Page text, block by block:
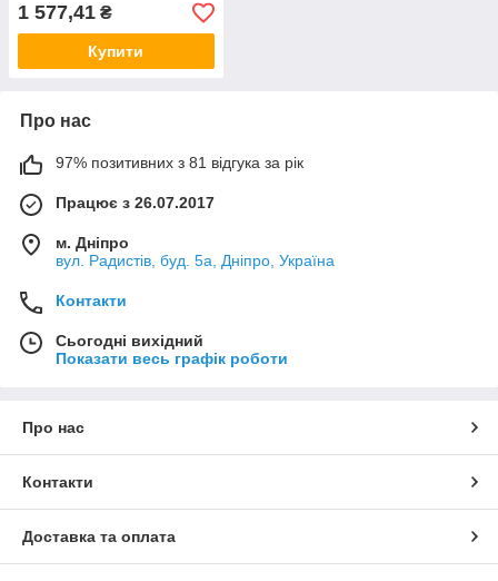
1 577,41 ₴
Купити
Про нас
97% позитивних з 81 відгука за рік
Працює з 26.07.2017
м. Дніпро
вул. Радистів, буд. 5а, Дніпро, Україна
Контакти
Сьогодні вихідний
Показати весь графік роботи
Про нас
Контакти
Доставка та оплата